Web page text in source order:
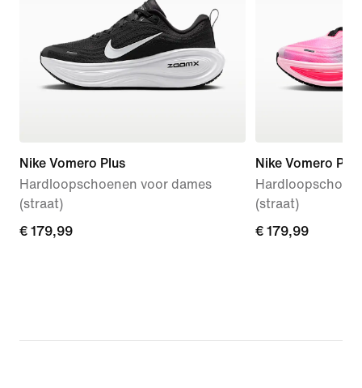
Nike Vomero Plus
Hardloopschoenen voor dames
(straat)
€ 179,99
€ 179,99
Nike Vomero Plus
(straat)
€ 179,99
€ 179,99